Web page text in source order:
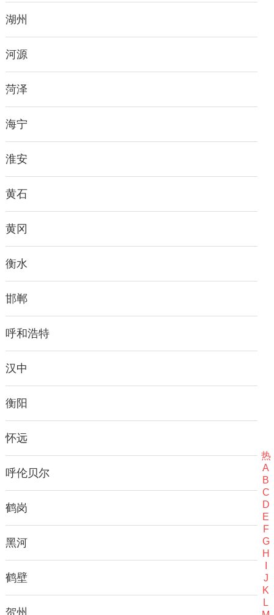
湖州
河源
菏泽
海宁
淮安
黄石
黄冈
衡水
邯郸
呼和浩特
汉中
衡阳
怀远
呼伦贝尔
鹤岗
黑河
鹤壁
贺州
热
A
B
C
D
E
F
G
H
J
K
L